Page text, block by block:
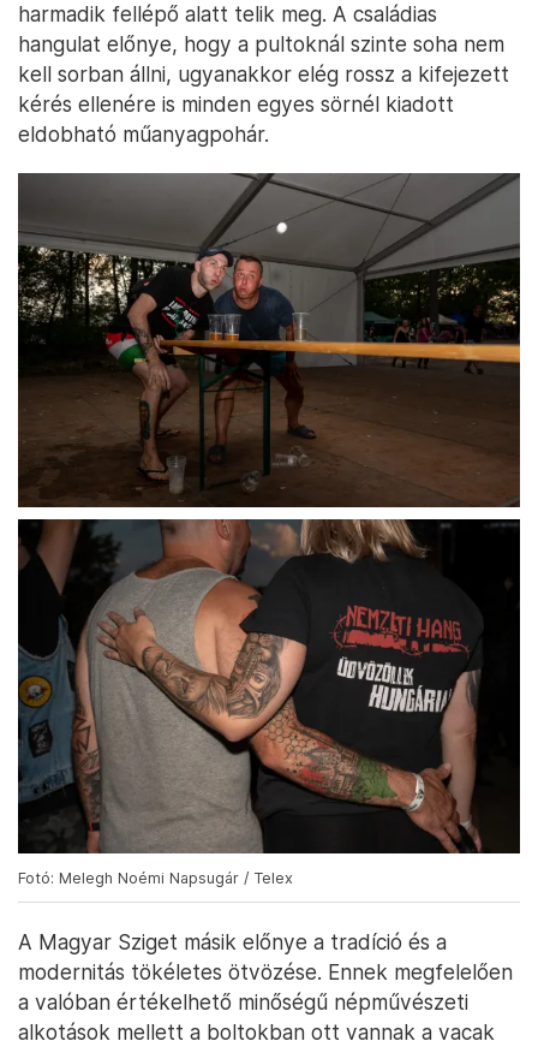
harmadik fellépő alatt telik meg. A családias
hangulat előnye, hogy a pultoknál szinte soha nem
kell sorban állni, ugyanakkor elég rossz a kifejezett
kérés ellenére is minden egyes sörnél kiadott
eldobható műanyagpohár.
Fotó: Melegh Noémi Napsugár / Telex
A Magyar Sziget másik előnye a tradíció és a
modernitás tökéletes ötvözése. Ennek megfelelően
a valóban értékelhető minőségű népművészeti
alkotások mellett a boltokban ott vannak a vacak